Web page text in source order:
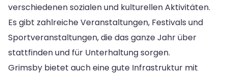
verschiedenen sozialen und kulturellen Aktivitäten.
Es gibt zahlreiche Veranstaltungen, Festivals und
Sportveranstaltungen, die das ganze Jahr über
stattfinden und für Unterhaltung sorgen.
Grimsby bietet auch eine gute Infrastruktur mit